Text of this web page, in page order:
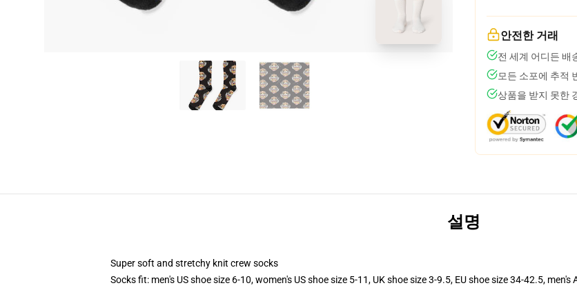
안전한 거래
전 세계 어디든 배
모든 소포에 추적
상품을 받지 못한
설명
Super soft and stretchy knit crew socks
Socks fit: men's US shoe size 6-10, women's US shoe size 5-11, UK shoe size 3-9.5, EU shoe size 34-42.5,